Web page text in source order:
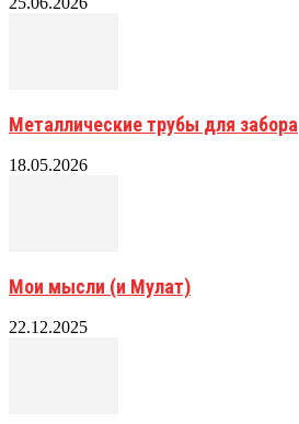
Металлические трубы для забора
18.05.2026
Мои мысли (и Мулат)
22.12.2025